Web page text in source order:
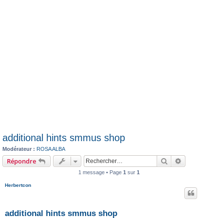
additional hints smmus shop
Modérateur : ROSA ALBA
Répondre Rechercher
1 message • Page 1 sur 1
Herbertcon
additional hints smmus shop